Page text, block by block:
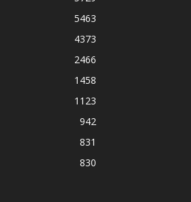
5463
4373
2466
1458
1123
942
831
830